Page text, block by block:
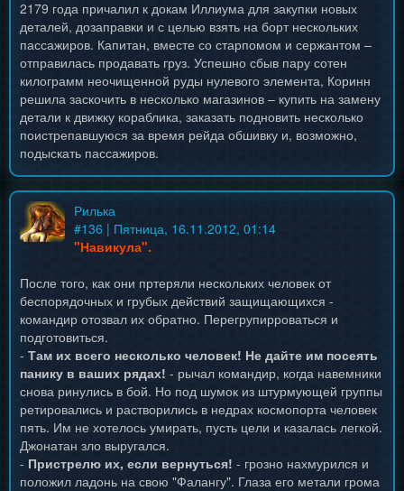
2179 года причалил к докам Иллиума для закупки новых
деталей, дозаправки и с целью взять на борт нескольких
пассажиров. Капитан, вместе со старпомом и сержантом –
отправилась продавать груз. Успешно сбыв пару сотен
килограмм неочищенной руды нулевого элемента, Коринн
решила заскочить в несколько магазинов – купить на замену
детали к движку кораблика, заказать подновить несколько
поистрепавшуюся за время рейда обшивку и, возможно,
подыскать пассажиров.
Рилька
#136 | Пятница, 16.11.2012, 01:14
"Навикула".
После того, как они пртеряли нескольких человек от
беспорядочных и грубых действий защищающихся -
командир отозвал их обратно. Перегрупирроваться и
подготовиться.
- Там их всего несколько человек! Не дайте им посеять
панику в ваших рядах! - рычал командир, когда навемники
снова ринулись в бой. Но под шумок из штурмующей группы
ретировались и растворились в недрах космопорта человек
пять. Им не хотелось умирать, пусть цели и казалась легкой.
Джонатан зло выругался.
- Пристрелю их, если вернуться! - грозно нахмурился и
положил ладонь на свою "Фалангу". Глаза его метали грома